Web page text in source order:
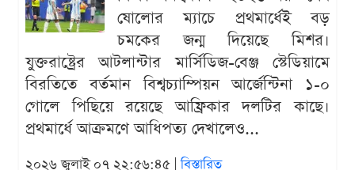
ষোলোর ম্যাচে প্রথমার্ধেই বড়
চমকের জন্ম দিয়েছে মিশর।
যুক্তরাষ্ট্রের আটলান্টার মার্সিডিজ-বেঞ্জ স্টেডিয়ামে
বিরতিতে বর্তমান বিশ্বচ্যাম্পিয়ন আর্জেন্টিনা ১-০
গোলে পিছিয়ে রয়েছে আফ্রিকার দলটির কাছে।
প্রথমার্ধে আক্রমণে আধিপত্য দেখালেও...
২০২৬ জুলাই ০৭ ২২:৫৬:৪৫ |বিস্তারিত